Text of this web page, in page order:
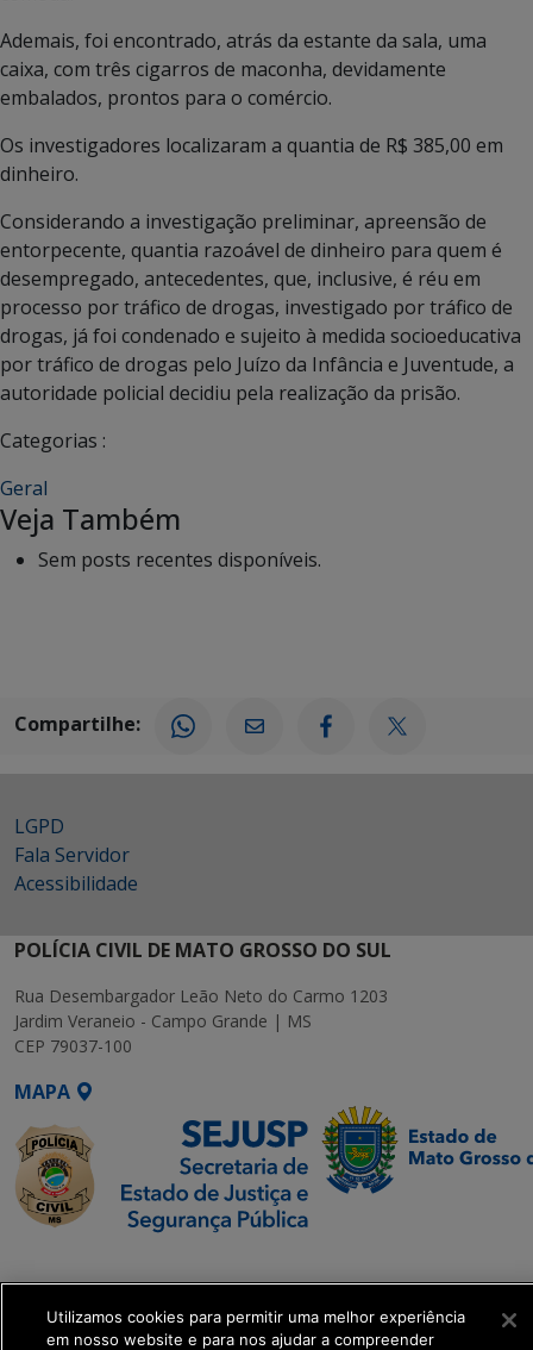
Ademais, foi encontrado, atrás da estante da sala, uma
caixa, com três cigarros de maconha, devidamente
embalados, prontos para o comércio.
Os investigadores localizaram a quantia de R$ 385,00 em
dinheiro.
Considerando a investigação preliminar, apreensão de
entorpecente, quantia razoável de dinheiro para quem é
desempregado, antecedentes, que, inclusive, é réu em
processo por tráfico de drogas, investigado por tráfico de
drogas, já foi condenado e sujeito à medida socioeducativa
por tráfico de drogas pelo Juízo da Infância e Juventude, a
autoridade policial decidiu pela realização da prisão.
Categorias :
Geral
Veja Também
Sem posts recentes disponíveis.
Compartilhe:
LGPD
Fala Servidor
Acessibilidade
POLÍCIA CIVIL DE MATO GROSSO DO SUL
Rua Desembargador Leão Neto do Carmo 1203
Jardim Veraneio - Campo Grande | MS
CEP 79037-100
MAPA
Executiva de
Transformação Digital
Utilizamos cookies para permitir uma melhor experiência
em nosso website e para nos ajudar a compreender